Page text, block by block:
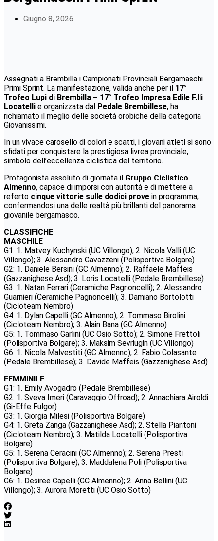
Giugno 8, 2026
Assegnati a Brembilla i Campionati Provinciali Bergamaschi
Primi Sprint. La manifestazione, valida anche per il 17°
Trofeo Lupi di Brembilla – 17° Trofeo Impresa Edile F.lli
Locatelli e organizzata dal Pedale Brembillese, ha
richiamato il meglio delle società orobiche della categoria
Giovanissimi.
In un vivace carosello di colori e scatti, i giovani atleti si sono
sfidati per conquistare la prestigiosa livrea provinciale,
simbolo dell’eccellenza ciclistica del territorio.
Protagonista assoluto di giornata il Gruppo Ciclistico
Almenno, capace di imporsi con autorità e di mettere a
referto cinque vittorie sulle dodici prove in programma,
confermandosi una delle realtà più brillanti del panorama
giovanile bergamasco.
CLASSIFICHE
MASCHILE
G1: 1. Matvey Kuchynski (UC Villongo); 2. Nicola Valli (UC
Villongo); 3. Alessandro Gavazzeni (Polisportiva Bolgare)
G2: 1. Daniele Bersini (GC Almenno); 2. Raffaele Maffeis
(Gazzanighese Asd); 3. Loris Locatelli (Pedale Brembillese)
G3: 1. Natan Ferrari (Ceramiche Pagnoncelli); 2. Alessandro
Guarnieri (Ceramiche Pagnoncelli); 3. Damiano Bortolotti
(Cicloteam Nembro)
G4: 1. Dylan Capelli (GC Almenno); 2. Tommaso Birolini
(Cicloteam Nembro); 3. Alain Bana (GC Almenno)
G5: 1. Tommaso Garlini (UC Osio Sotto); 2. Simone Frettoli
(Polisportiva Bolgare); 3. Maksim Sevriugin (UC Villongo)
G6: 1. Nicola Malvestiti (GC Almenno); 2. Fabio Colasante
(Pedale Brembillese); 3. Davide Maffeis (Gazzanighese Asd)
FEMMINILE
G1: 1. Emily Avogadro (Pedale Brembillese)
G2: 1. Sveva Imeri (Caravaggio Offroad); 2. Annachiara Airoldi
(Gi-Effe Fulgor)
G3: 1. Giorgia Milesi (Polisportiva Bolgare)
G4: 1. Greta Zanga (Gazzanighese Asd); 2. Stella Piantoni
(Cicloteam Nembro); 3. Matilda Locatelli (Polisportiva
Bolgare)
G5: 1. Serena Ceracini (GC Almenno); 2. Serena Presti
(Polisportiva Bolgare); 3. Maddalena Poli (Polisportiva
Bolgare)
G6: 1. Desiree Capelli (GC Almenno); 2. Anna Bellini (UC
Villongo); 3. Aurora Moretti (UC Osio Sotto)